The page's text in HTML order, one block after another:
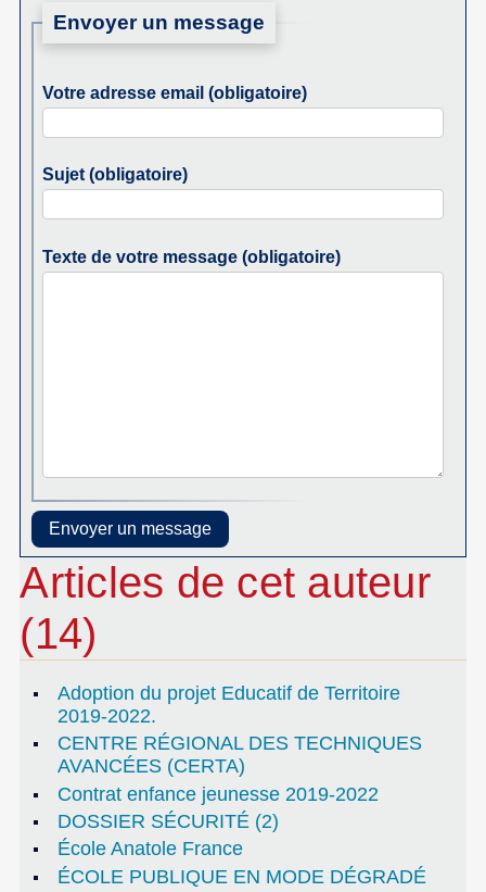
Envoyer un message
Votre adresse email (obligatoire)
Sujet (obligatoire)
Texte de votre message (obligatoire)
Articles de cet auteur
(14)
Adoption du projet Educatif de Territoire
2019-2022.
CENTRE RÉGIONAL DES TECHNIQUES
AVANCÉES (CERTA)
Contrat enfance jeunesse 2019-2022
DOSSIER SÉCURITÉ (2)
École Anatole France
ÉCOLE PUBLIQUE EN MODE DÉGRADÉ